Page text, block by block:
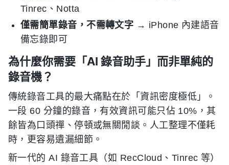
Tinrec、Notta
僅需簡單錄音，不需轉文字 → iPhone 內建語音
備忘錄即可
為什麼你需要「AI 錄音助手」而非單純的
錄音機？
傳統錄音工具的最大痛點在於「資訊密度極低」。
一段 60 分鐘的錄音，有效資訊可能只佔 10%，其
餘皆為口頭禪、停頓或無關閒談。人工整理不僅耗
時，更容易遺漏細節。
新一代的 AI 錄音工具（如 RecCloud、Tinrec 等）